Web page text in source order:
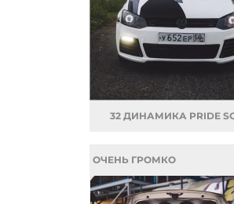
32 ДИНАМИКА PRIDE
ОЧЕНЬ ГРОМКО